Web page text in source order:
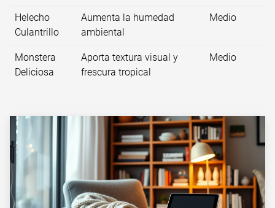
Helecho
Culantrillo
Aumenta la humedad
ambiental
Medio
Monstera
Deliciosa
Aporta textura visual y
frescura tropical
Medio